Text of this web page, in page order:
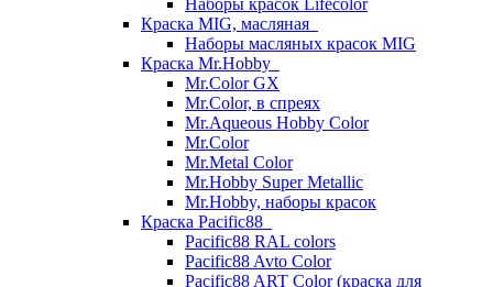
Наборы красок Lifecolor
Краска MIG, масляная
Наборы масляных красок MIG
Краска Mr.Hobby
Mr.Color GX
Mr.Color, в спреях
Mr.Aqueous Hobby Color
Mr.Color
Mr.Metal Color
Mr.Hobby Super Metallic
Mr.Hobby, наборы красок
Краска Pacific88
Pacific88 RAL colors
Pacific88 Avto Color
Pacific88 ART Color (краска для